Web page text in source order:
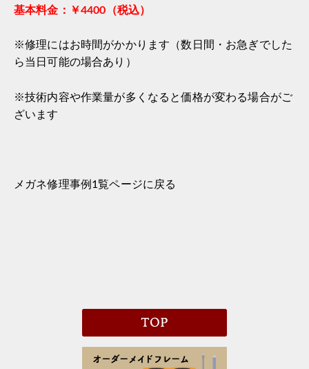
基本料金：￥4400（税込）
※修理にはお時間がかかります（数日間・お急ぎでした
ら当日可能の場合あり）
※技術内容や作業量が多くなると価格が変わる場合がご
ざいます
メガネ修理事例1覧ページに戻る